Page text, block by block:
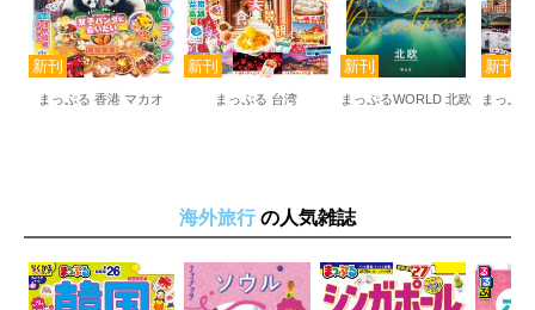
ダヴィデ像
メディチ家
エノテカ
メルカートごはん
フィレンツェからひとあしのばして
バーカロめぐり
ヴェネツィアからひとあしのばして
まっぷる 香港 マカオ まっぷる 台湾 まっぷるWORLD 北欧
海外旅行の人気雑誌